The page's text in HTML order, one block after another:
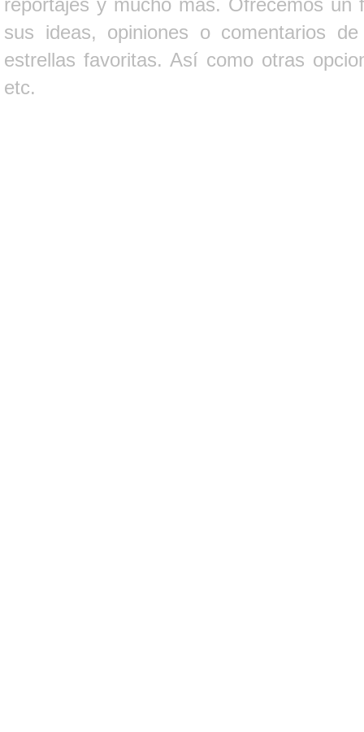
sus ideas, opiniones o comentarios
estrellas favoritas. Así como otras
etc.